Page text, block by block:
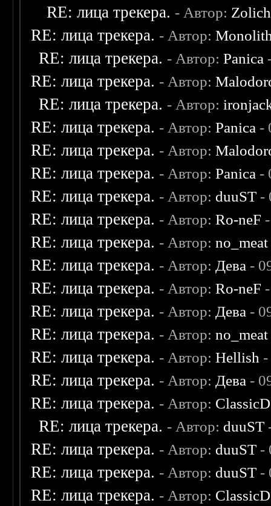
RE: лица трекера. - Автор: Zolich
RE: лица трекера. - Автор:
RE: лица трекера. - Автор:Panica
RE: лица трекера. - Автор:
RE: лица трекера. - Автор:
RE: лица трекера. - Автор:Panica -
RE: лица трекера. - Автор:
RE: лица трекера. - Автор:Panica -
RE: лица трекера. - Автор: duuST -
RE: лица трекера. - Автор:Ro-neF
RE: лица трекера. - Автор:no_meat
RE: лица трекера. - Автор: Дева -
RE: лица трекера. - Автор:Ro-neF
RE: лица трекера. - Автор: Дева -
RE: лица трекера. - Автор:no_meat
RE: лица трекера. - Автор:Hellish
RE: лица трекера. - Автор: Дева -
RE: лица трекера. - Автор:
RE: лица трекера. - Автор: duuST
RE: лица трекера. - Автор: duuST -
RE: лица трекера. - Автор: duuST -
RE: лица трекера. - Автор: